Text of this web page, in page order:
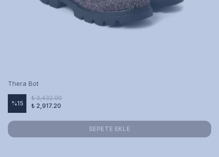
Thera Bot
%15
₺ 3,432.00
₺ 2,917.20
SEPETE EKLE